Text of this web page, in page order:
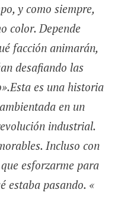
y como siempre,
color. Depende
facción animarán,
desafiando las
es una historia
en un
industrial.
Incluso con
esforzarme para
estaba pasando. «